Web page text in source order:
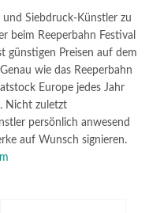
und Siebdruck-Künstler zu
beim Reeperbahn Festival
günstigen Preisen auf dem
wie das Reeperbahn
Europe jedes Jahr
Nicht zuletzt
persönlich anwesend
auf Wunsch signieren.